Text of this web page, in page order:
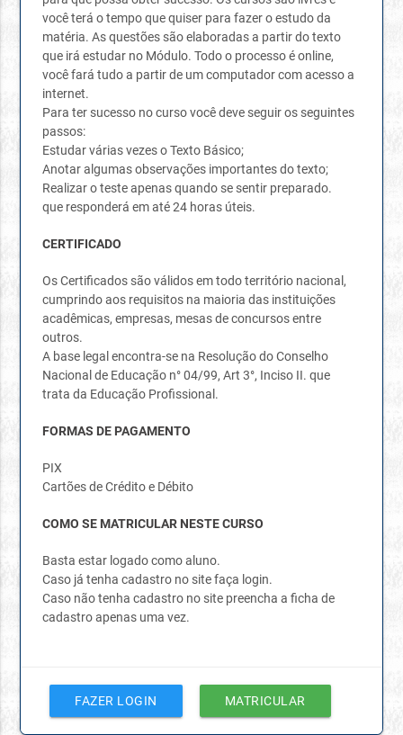
você terá o tempo que quiser para fazer o estudo da
matéria. As questões são elaboradas a partir do texto
que irá estudar no Módulo. Todo o processo é online,
você fará tudo a partir de um computador com acesso a
internet.
Para ter sucesso no curso você deve seguir os seguintes
passos:
Estudar várias vezes o Texto Básico;
Anotar algumas observações importantes do texto;
Realizar o teste apenas quando se sentir preparado.
que responderá em até 24 horas úteis.
CERTIFICADO
Os Certificados são válidos em todo território nacional,
cumprindo aos requisitos na maioria das instituições
acadêmicas, empresas, mesas de concursos entre
outros.
A base legal encontra-se na Resolução do Conselho
Nacional de Educação n° 04/99, Art 3°, Inciso II. que
trata da Educação Profissional.
FORMAS DE PAGAMENTO
PIX
Cartões de Crédito e Débito
COMO SE MATRICULAR NESTE CURSO
Basta estar logado como aluno.
Caso já tenha cadastro no site faça login.
Caso não tenha cadastro no site preencha a ficha de
cadastro apenas uma vez.
FAZER LOGIN MATRICULAR